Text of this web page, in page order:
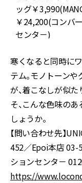
ッグ￥
￥24,200(コンバ
センタ－)
寒くなると同時に
テム。モノトーン
が、着こなしが似
そ、こんな色味の
しょうか。
【問い合わせ先】
452／Epoi本店 03-
ションセンタ－
https://